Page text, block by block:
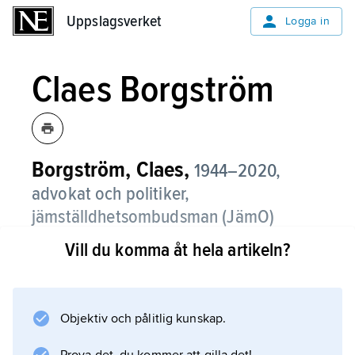
Uppslagsverket Logga in
Claes Borgström
Borgström, Claes, 1944–2020,
advokat och politiker,
jämställdhetsombudsman (JämO)
2000–07, bror till
Annette Kullenberg
Kerstin Vinterhed.
Svenaeus (född 1943) blev han den förste
Vill du komma åt hela artikeln?
Objektiv och pålitlig kunskap.